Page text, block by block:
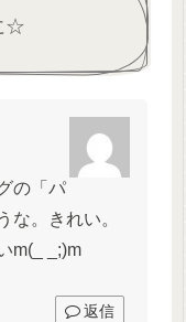
☆
の「パ
な。きれい。
m(_ _;)m
返信